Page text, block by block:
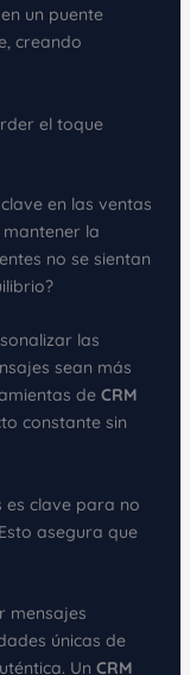
un puente
creando
el toque
en las ventas
la
no se sientan
las
sean más
de CRM
constante sin
clave para no
asegura que
mensajes
únicas de
Un CRM